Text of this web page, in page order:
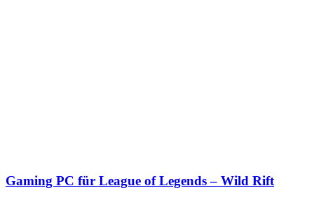
Gaming PC für League of Legends – Wild Rift